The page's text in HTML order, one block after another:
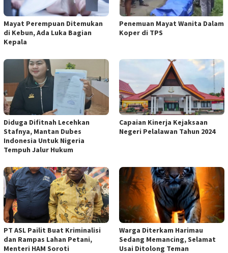
Mayat Perempuan Ditemukan
di Kebun, Ada Luka Bagian
Kepala
Penemuan Mayat Wanita Dalam
Koper di TPS
Diduga Difitnah Lecehkan
Stafnya, Mantan Dubes
Indonesia Untuk Nigeria
Tempuh Jalur Hukum
Capaian Kinerja Kejaksaan
Negeri Pelalawan Tahun 2024
PT ASL Pailit Buat Kriminalisi
dan Rampas Lahan Petani,
Menteri HAM Soroti
Warga Diterkam Harimau
Sedang Memancing, Selamat
Usai Ditolong Teman